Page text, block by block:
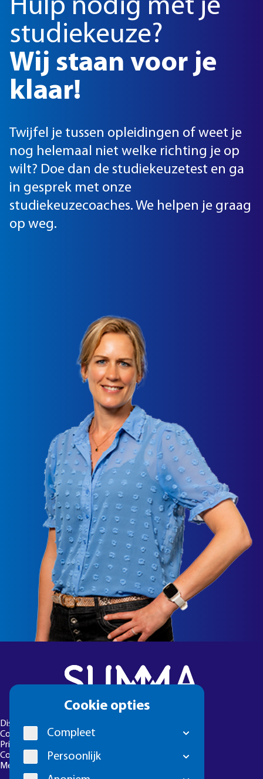
Cookie opties
Compleet
Persoonlijk
Hulp nodig met je
studiekeuze?
Wij staan voor je
klaar!
Twijfel je tussen opleidingen of weet je
nog helemaal niet welke richting je op
wilt? Doe dan de studiekeuzetest en ga
in gesprek met onze
studiekeuzecoaches. We helpen je graag
op weg.
Disclaimer
Colofon
Privacyverklaring
Cookie-instellingen
Meld een foutje